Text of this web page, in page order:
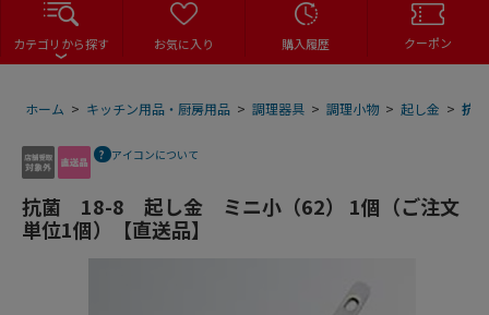
カテゴリから探す お気に入り 購入履歴 クーポン
ホーム > キッチン用品・厨房用品 > 調理器具 > 調理小物 > 起し金 > 抗
アイコンについて
抗菌 18-8 起し金 ミニ小（62） 1個（ご注文
単位1個）【直送品】